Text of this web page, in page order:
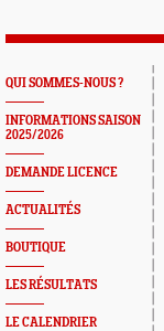
QUI SOMMES-NOUS ?
INFORMATIONS SAISON
2025/2026
DEMANDE LICENCE
ACTUALITÉS
BOUTIQUE
LES RÉSULTATS
LE CALENDRIER